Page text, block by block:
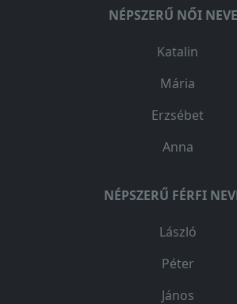
NÉPSZERŰ NŐI
Katalin
Mária
Erzsébet
Anna
NÉPSZERŰ FÉRFI
László
Péter
János